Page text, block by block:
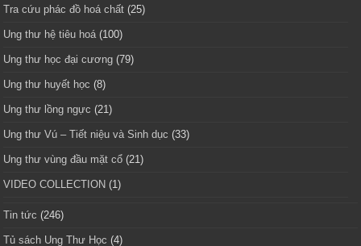
Tra cứu phác đồ hoá chất (25)
Ung thư hệ tiêu hoá(100)
Ung thư học đại cương (79)
Ung thư huyết học (8)
Ung thư lồng ngực (21)
Ung thư Vú – Tiết niệu và Sinh dục (33)
Ung thư vùng đầu mặt cổ (21)
VIDEO COLLECTION (1)
Tin tức (246)
Tủ sách Ung Thư Học (4)